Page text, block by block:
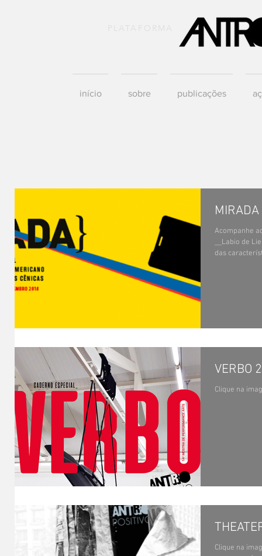
início sobre publicações
Acompanhe
__Labio de
das
VERBO
Clique na
Clique na